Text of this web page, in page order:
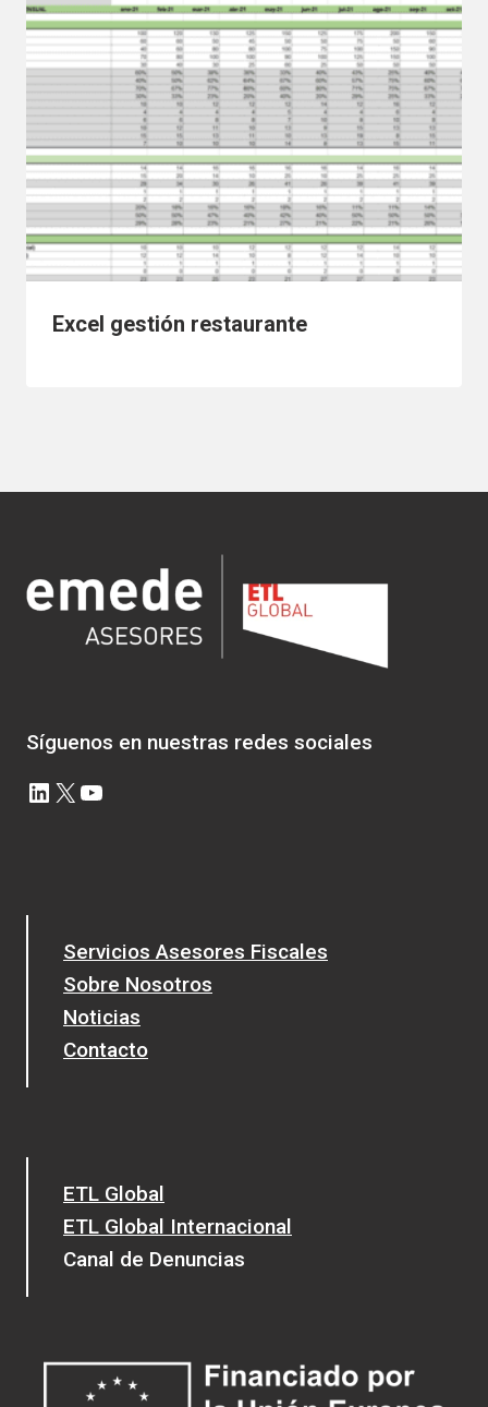
Excel gestión restaurante
Síguenos en nuestras redes sociales
LinkedIn
X YouTube
Servicios Asesores Fiscales
Sobre Nosotros
Noticias
Contacto
ETL Global
ETL Global Internacional
Canal de Denuncias